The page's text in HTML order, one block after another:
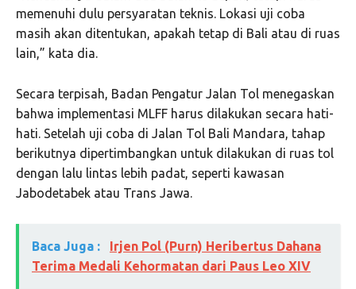
memenuhi dulu persyaratan teknis. Lokasi uji coba
masih akan ditentukan, apakah tetap di Bali atau di ruas
lain,” kata dia.
Secara terpisah, Badan Pengatur Jalan Tol menegaskan
bahwa implementasi MLFF harus dilakukan secara hati-
hati. Setelah uji coba di Jalan Tol Bali Mandara, tahap
berikutnya dipertimbangkan untuk dilakukan di ruas tol
dengan lalu lintas lebih padat, seperti kawasan
Jabodetabek atau Trans Jawa.
Baca Juga :
Irjen Pol (Purn) Heribertus Dahana
Terima Medali Kehormatan dari Paus Leo XIV